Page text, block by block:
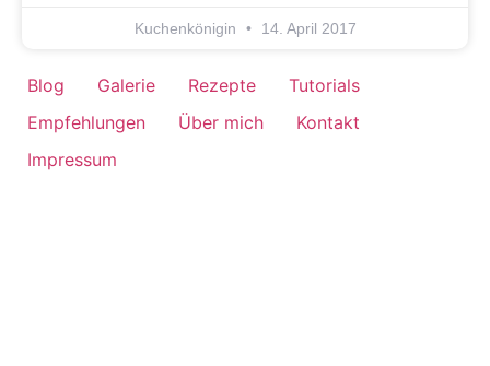
Kuchenkönigin 14. April 2017
Blog Galerie Rezepte
Tutorials
Empfehlungen
Über mich
Kontakt
Impressum